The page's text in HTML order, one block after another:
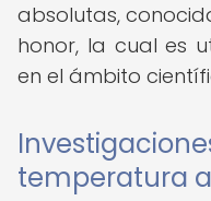
absolutas,
honor, la cual es
en el ámbito
temperatura